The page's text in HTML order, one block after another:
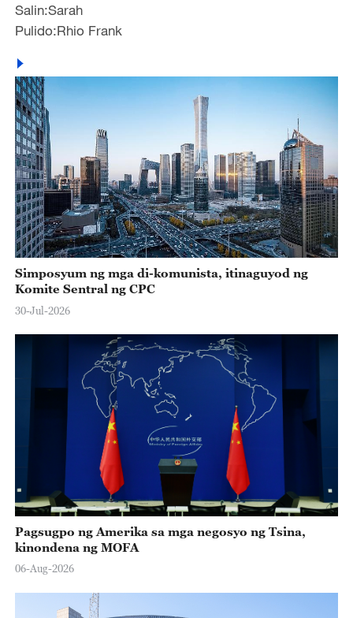
Salin:Sarah
Pulido:Rhio Frank
Simposyum ng mga di-komunista, itinaguyod ng
Komite Sentral ng CPC
30-Jul-2026
Pagsugpo ng Amerika sa mga negosyo ng Tsina,
kinondena ng MOFA
06-Aug-2026